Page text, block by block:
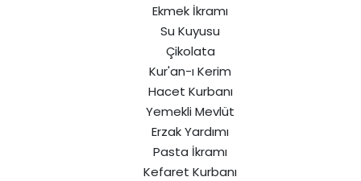
Ekmek İkramı
Su Kuyusu
Çikolata
Kur'an-ı Kerim
Hacet Kurbanı
Yemekli Mevlüt
Erzak Yardımı
Pasta İkramı
Kefaret Kurbanı